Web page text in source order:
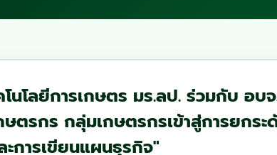
นโลยีการเกษตร มร.ลป. ร่วมกับ อ
ตรกร กลุ่มเกษตรกรเข้าสู่การยกร
ะการเขียนแผนธุรกิจ"